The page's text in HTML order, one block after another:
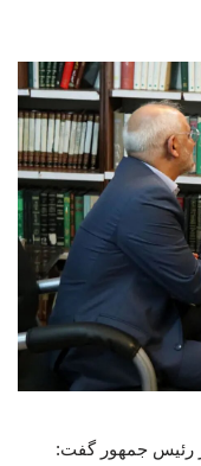
رئیس جمهور گفت: